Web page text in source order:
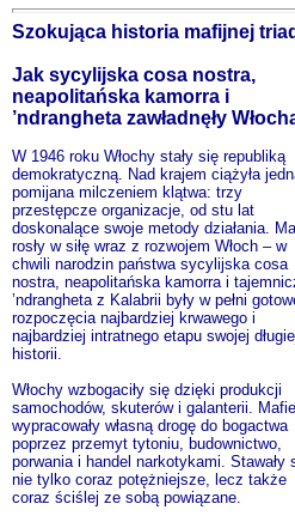
Szokująca historia mafijnej
Jak sycylijska cosa nostra,
neapolitańska kamorra i
’ndrangheta zawładnęły
W 1946 roku Włochy stały się republiką
demokratyczną. Nad krajem ciążyła
pomijana milczeniem klątwa: trzy
przestępcze organizacje, od stu lat
doskonalące swoje metody działania.
rosły w siłę wraz z rozwojem Włoch – w
chwili narodzin państwa sycylijska cosa
nostra, neapolitańska kamorra i
’ndrangheta z Kalabrii były w pełni
rozpoczęcia najbardziej krwawego i
najbardziej intratnego etapu swojej
historii.
Włochy wzbogaciły się dzięki produkcji
samochodów, skuterów i galanterii. Mafie
wypracowały własną drogę do bogactwa
poprzez przemyt tytoniu, budownictwo,
porwania i handel narkotykami. Stawały
nie tylko coraz potężniejsze, lecz także
coraz ściślej ze sobą powiązane.